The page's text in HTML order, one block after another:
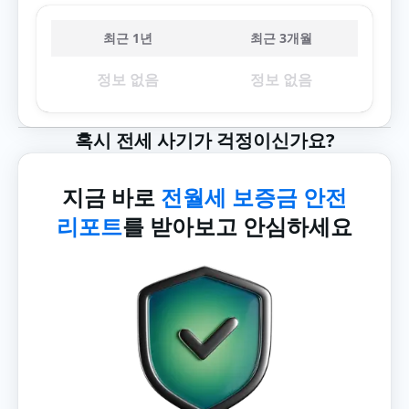
최근 1년 최근 3개월
정보 없음 정보 없음
혹시 전세 사기가 걱정이신가요?
지금 바로 전월세 보증금 안전
리포트를 받아보고 안심하세요